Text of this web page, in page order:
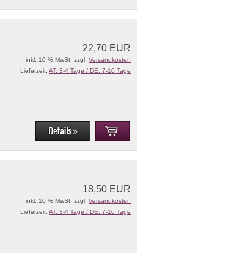
22,70 EUR
inkl. 10 % MwSt. zzgl. Versandkosten
Lieferzeit: AT: 3-4 Tage / DE: 7-10 Tage
18,50 EUR
inkl. 10 % MwSt. zzgl. Versandkosten
Lieferzeit: AT: 3-4 Tage / DE: 7-10 Tage